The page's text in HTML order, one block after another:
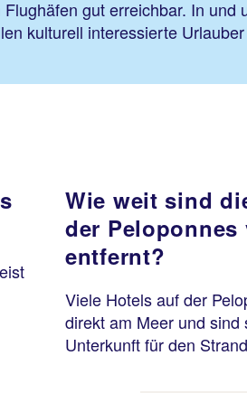
gut erreichbar. In und
kulturell interessierte
Wie weit sind
der Peloponnes
entfernt?
Viele Hotels auf der
direkt am Meer und sind
Unterkunft für den